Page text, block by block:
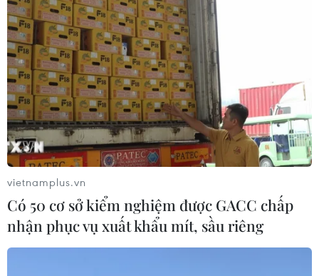
vietnamplus.vn
Có 50 cơ sở kiểm nghiệm được GACC chấp
nhận phục vụ xuất khẩu mít, sầu riêng